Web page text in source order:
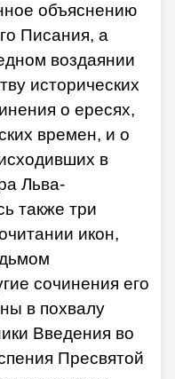
объяснению
Писания, а
воздаянии
исторических
о ересях,
времен, и о
в
Льва-
также три
икон,
сочинения его
в похвалу
Введения во
Пресвятой